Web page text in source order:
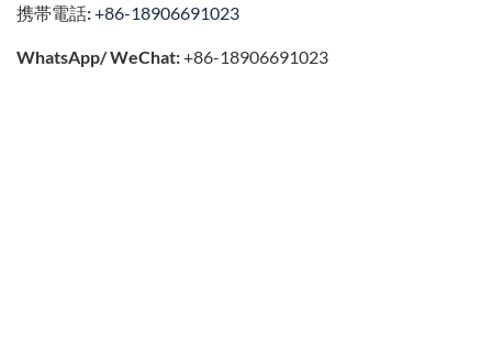
携帯電話:+86-18906691023
WhatsApp/ WeChat:+86-18906691023